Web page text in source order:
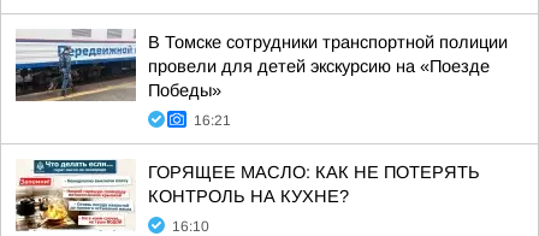
В Томске сотрудники транспортной полиции
провели для детей экскурсию на «Поезде
Победы»
16:21
ГОРЯЩЕЕ МАСЛО: КАК НЕ ПОТЕРЯТЬ
КОНТРОЛЬ НА КУХНЕ?
16:10